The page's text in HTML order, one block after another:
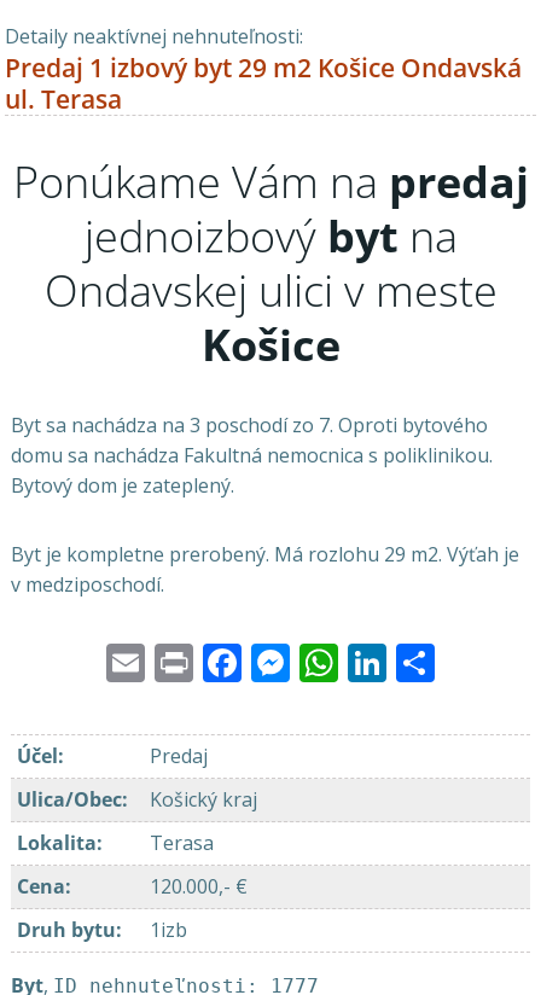
Detaily neaktívnej nehnuteľnosti:
Predaj 1 izbový byt 29 m2 Košice Ondavská
ul. Terasa
Ponúkame Vám na predaj
jednoizbový byt na
Ondavskej ulici v meste
Košice
Byt sa nachádza na 3 poschodí zo 7. Oproti bytového
domu sa nachádza Fakultná nemocnica s poliklinikou.
Bytový dom je zateplený.
Byt je kompletne prerobený. Má rozlohu 29 m2. Výťah je
v medziposchodí.
EmailPrintFacebook
Messenger
WhatsApp
LinkedIn
Účel:
Predaj
Ulica/Obec:
Košický kraj
Lokalita:
Terasa
Cena:
120.000,- €
Druh bytu: 1izb
Byt, ID nehnuteľnosti: 1777